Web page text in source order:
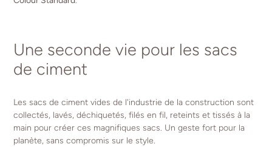
Une seconde vie pour les sacs
de ciment
Les sacs de ciment vides de l'industrie de la construction sont
collectés, lavés, déchiquetés, filés en fil, reteints et tissés à la
main pour créer ces magnifiques sacs. Un geste fort pour la
planète, sans compromis sur le style.